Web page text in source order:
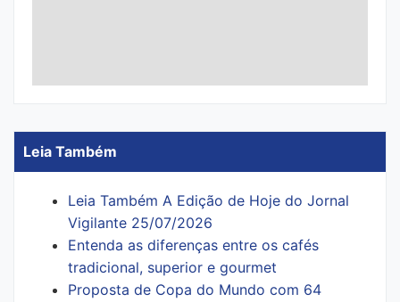
Leia Também
Leia Também A Edição de Hoje do Jornal
Vigilante 25/07/2026
Entenda as diferenças entre os cafés
tradicional, superior e gourmet
Proposta de Copa do Mundo com 64